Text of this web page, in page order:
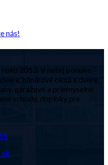
nás!
2013. V našej ponuke
hliníkové okná a dvere,
garážové a priemyselné
schody, doplnky pre